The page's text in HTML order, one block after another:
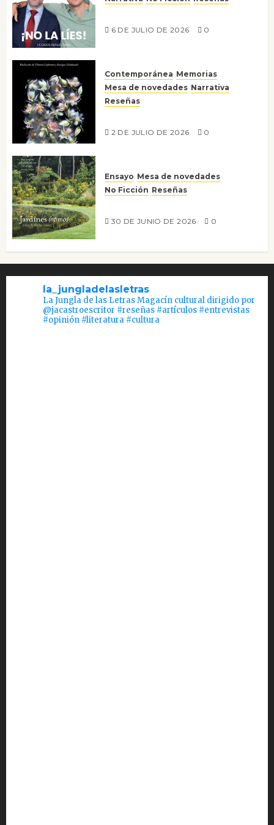
6 DE JULIO DE 2026 0
Contemporánea Memorias
Mesa de novedades Narrativa
Reseñas
2 DE JULIO DE 2026 0
Ensayo Mesa de novedades
No Ficción Reseñas
30 DE JUNIO DE 2026 0
la_jungladelasletras
La Jungla de las Letras Magacín cultural dirigido por
@jacastroescritor #reseñas #artículos #entrevistas
#opinión #literatura #cultura